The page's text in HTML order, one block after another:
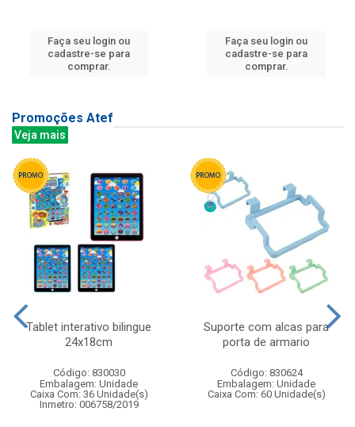
Faça seu login ou
cadastre-se para
comprar.
Faça seu login ou
cadastre-se para
comprar.
Promoções Atef
Veja mais
Tablet interativo bilingue
24x18cm
Código: 830030
Embalagem: Unidade
Caixa Com: 36 Unidade(s)
Inmetro: 006758/2019
Suporte com alcas para
porta de armario
Código: 830624
Embalagem: Unidade
Caixa Com: 60 Unidade(s)